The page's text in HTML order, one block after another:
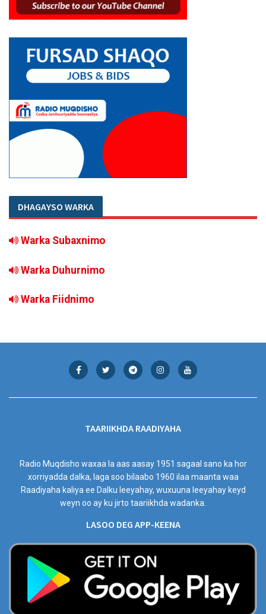
DHAGAYSO WARKA
Warka Subaxnimo
Warka Duhurnimo
Warka Fiidnimo
TAARIIKHDA RAADIYAHA
Radio Muqdisho waxaa la aas aasay 1951 sagaal sano ka hor
xorriyadda dalka, laga soo bilaabo 1960 ilaa maanta waa
Raadiyaha kaliya ee Dalku leeyahay, wuxuuna leeyahay keyd
weyn oo ay ku jirto taariikhda wadanka.
LASOO DEG APP-KEENA